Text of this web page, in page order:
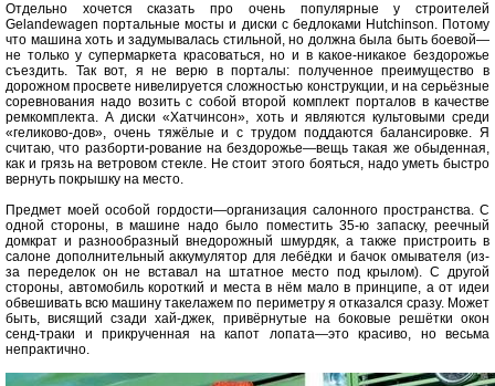
Отдельно хочется сказать про очень популярные у строителей
Gelandewagen портальные мосты и диски с бедлоками Hutchinson. Потому
что машина хоть и задумывалась стильной, но должна была быть боевой—
не только у супермаркета красоваться, но и в какое-никакое бездорожье
съездить. Так вот, я не верю в порталы: полученное преимущество в
дорожном просвете нивелируется сложностью конструкции, и на серьёзные
соревнования надо возить с собой второй комплект порталов в качестве
ремкомплекта. А диски «Хатчинсон», хоть и являются культовыми среди
«геликово-дов», очень тяжёлые и с трудом поддаются балансировке. Я
считаю, что разборти-рование на бездорожье—вещь такая же обыденная,
как и грязь на ветровом стекле. Не стоит этого бояться, надо уметь быстро
вернуть покрышку на место.
Предмет моей особой гордости—организация салонного пространства. С
одной стороны, в машине надо было поместить 35-ю запаску, реечный
домкрат и разнообразный внедорожный шмурдяк, а также пристроить в
салоне дополнительный аккумулятор для лебёдки и бачок омывателя (из-
за переделок он не вставал на штатное место под крылом). С другой
стороны, автомобиль короткий и места в нём мало в принципе, а от идеи
обвешивать всю машину такелажем по периметру я отказался сразу. Может
быть, висящий сзади хай-джек, привёрнутые на боковые решётки окон
сенд-траки и прикрученная на капот лопата—это красиво, но весьма
непрактично.